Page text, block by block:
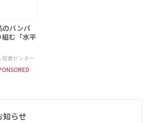
のバンパ
む「水平
促進センター
知らせ